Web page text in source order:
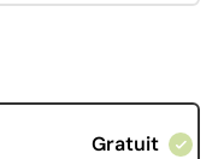
Gratuit